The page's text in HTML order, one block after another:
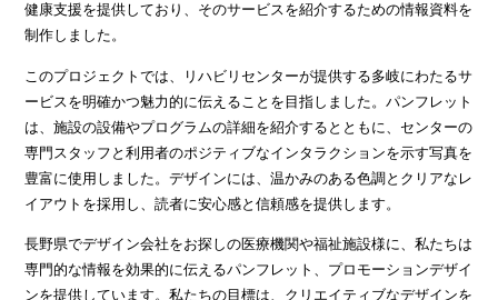
健康支援を提供しており、そのサービスを紹介するための情報資料を
制作しました。
このプロジェクトでは、リハビリセンターが提供する多岐にわたるサ
ービスを明確かつ魅力的に伝えることを目指しました。パンフレット
は、施設の設備やプログラムの詳細を紹介するとともに、センターの
専門スタッフと利用者のポジティブなインタラクションを示す写真を
豊富に使用しました。デザインには、温かみのある色調とクリアなレ
イアウトを採用し、読者に安心感と信頼感を提供します。
長野県でデザイン会社をお探しの医療機関や福祉施設様に、私たちは
専門的な情報を効果的に伝えるパンフレット、プロモーションデザイ
ンを提供しています。私たちの目標は、クリエイティブなデザインを